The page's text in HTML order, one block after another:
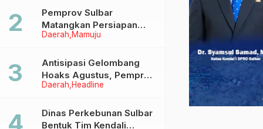
Daerah Mamuju
Pemprov Sulbar
Matangkan Persiapan
HUT Ke-81 RI, Puncak
Ahmad Kirang
Daerah Headline
Antisipasi Gelombang
Hoaks Agustus, Pemprov
Sulbar Ajak Warga Jaga
Dinas Perkebunan Sulbar
Bentuk Tim Kendali